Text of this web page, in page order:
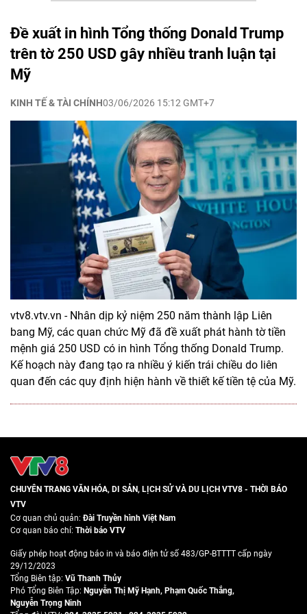
Đề xuất in hình Tổng thống Donald Trump
trên tờ 250 USD gây nhiều tranh luận tại
Mỹ
KINH TẾ & TÀI CHÍNH03/06/2026 15:12 GMT+7
vtv8.vtv.vn - Nhân dịp kỷ niệm 250 năm thành lập Liên
bang Mỹ, các quan chức Mỹ đã đề xuất phát hành tờ tiền
mệnh giá 250 USD có in hình Tổng thống Donald Trump.
Kế hoạch này đang tạo ra nhiều ý kiến trái chiều do liên
quan đến các quy định hiện hành về thiết kế tiền tệ của Mỹ.
CHUYÊN TRANG VĂN HÓA, DI SẢN, LỊCH SỬ VÀ DU LỊCH VTV8 - THỜI BÁO
VTV
Cơ quan chủ quản:Đài Truyền hình Việt Nam
Cơ quan báo chí: Thời báo VTV
Giấy phép hoạt động báo in và báo điện tử số 483/GP-BTTTT cấp ngày
29/12/2023
Tổng Biên tập: Vũ Thanh Thủy
Phó Tổng Biên Tập: Nguyễn Thị Mỹ Hạnh, Phạm Quốc Thắng,
Nguyễn Trọng Ninh